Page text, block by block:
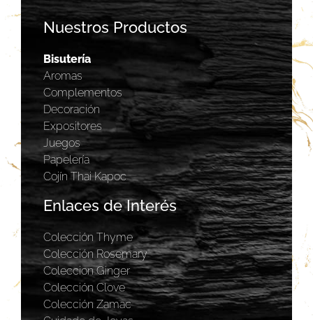
Nuestros Productos
Bisutería
Aromas
Complementos
Decoración
Expositores
Juegos
Papelería
Cojín Thai Kapoc
Enlaces de Interés
Colección Thyme
Colección Rosemary
Coleccion Ginger
Colección Clove
Colección Zamac